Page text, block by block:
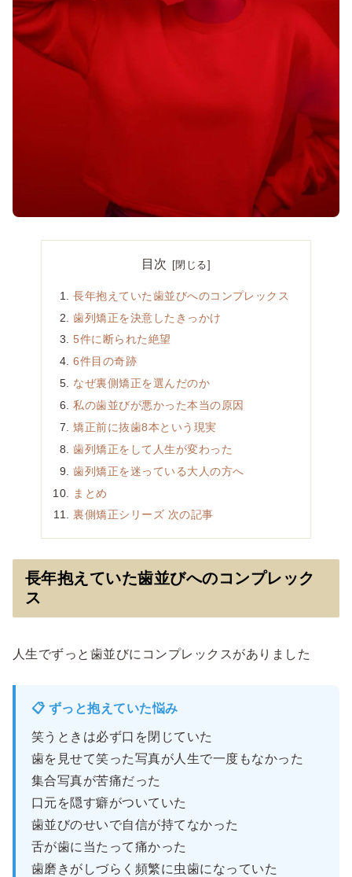
目次
長年抱えていた歯並びへのコンプレックス
歯列矯正を決意したきっかけ
5件に断られた絶望
6件目の奇跡
なぜ裏側矯正を選んだのか
私の歯並びが悪かった本当の原因
矯正前に抜歯8本という現実
歯列矯正をして人生が変わった
歯列矯正を迷っている大人の方へ
まとめ
裏側矯正シリーズ 次の記事
長年抱えていた歯並びへのコンプレック
ス
人生でずっと歯並びにコンプレックスがありました
📋 ずっと抱えていた悩み
笑うときは必ず口を閉じていた
歯を見せて笑った写真が人生で一度もなかった
集合写真が苦痛だった
口元を隠す癖がついていた
歯並びのせいで自信が持てなかった
舌が歯に当たって痛かった
歯磨きがしづらく頻繁に虫歯になっていた